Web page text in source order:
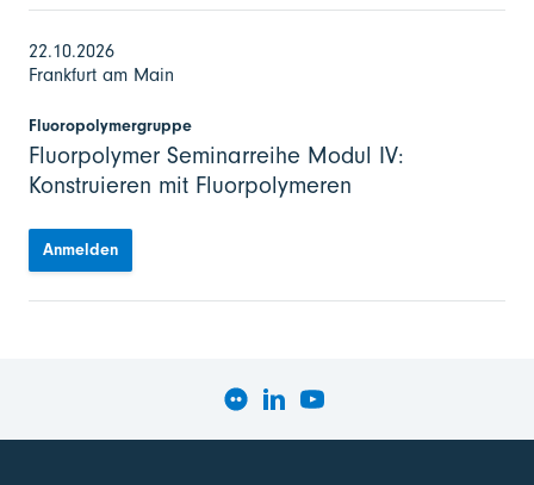
22.10.2026
Frankfurt am Main
Fluoropolymergruppe
Fluorpolymer Seminarreihe Modul IV:
Konstruieren mit Fluorpolymeren
Anmelden